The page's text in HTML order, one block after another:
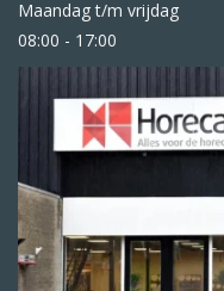
Maandag t/m vrijdag
08:00 - 17:00